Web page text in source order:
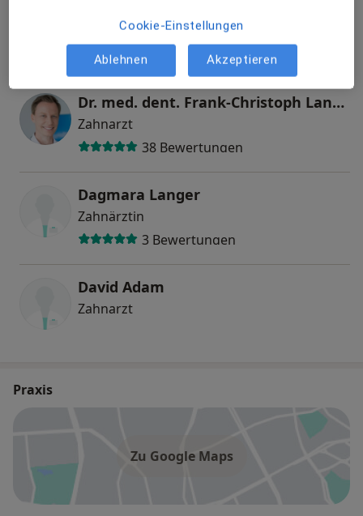
Zahnarzt
21 Bewertungen
Dr. med. dent. Frank-Christoph Langer
Zahnarzt
38 Bewertungen
Dagmara Langer
Zahnärztin
3 Bewertungen
David Adam
Zahnarzt
Praxis
Zu Google Maps
Cookie-Einstellungen
Ablehnen Akzeptieren